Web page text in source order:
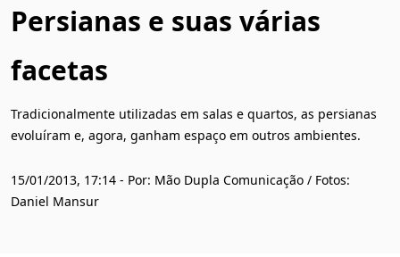
Persianas e suas várias
facetas
Tradicionalmente utilizadas em salas e quartos, as persianas
evoluíram e, agora, ganham espaço em outros ambientes.
15/01/2013, 17:14 - Por: Mão Dupla Comunicação / Fotos:
Daniel Mansur